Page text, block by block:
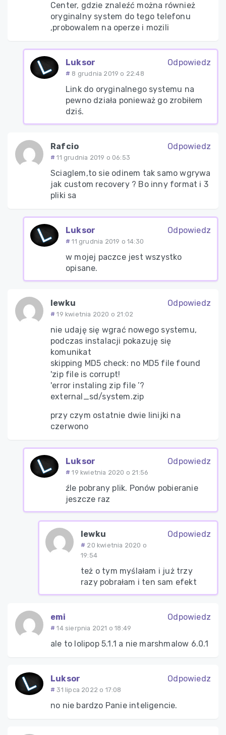
Center, gdzie znaleźć można również
oryginalny system do tego telefonu
,probowalem na operze i mozili
Luksor
8 grudnia 2019 o 22:48
Link do oryginalnego systemu na
pewno działa ponieważ go zrobiłem
dziś.
Odpowiedz
Rafcio
11 grudnia 2019 o 06:53
Sciaglem,to sie odinem tak samo wgrywa
jak custom recovery ? Bo inny format i 3
pliki sa
Odpowiedz
Luksor
11 grudnia 2019 o 14:30
w mojej paczce jest wszystko
opisane.
Odpowiedz
lewku
19 kwietnia 2020 o 21:02
nie udaję się wgrać nowego systemu,
podczas instalacji pokazuję się
komunikat
skipping MD5 check: no MD5 file found
'zip file is corrupt!
'error instaling zip file ’?
external_sd/system.zip
przy czym ostatnie dwie linijki na
czerwono
Odpowiedz
Luksor
19 kwietnia 2020 o 21:56
źle pobrany plik. Ponów pobieranie
jeszcze raz
Odpowiedz
lewku
20 kwietnia 2020 o
19:54
też o tym myślałam i już trzy
razy pobrałam i ten sam efekt
Odpowiedz
emi
14 sierpnia 2021 o 18:49
ale to lolipop 5.1.1 a nie marshmalow 6.0.1
Odpowiedz
Luksor
31 lipca 2022 o 17:08
no nie bardzo Panie inteligencie.
Odpowiedz